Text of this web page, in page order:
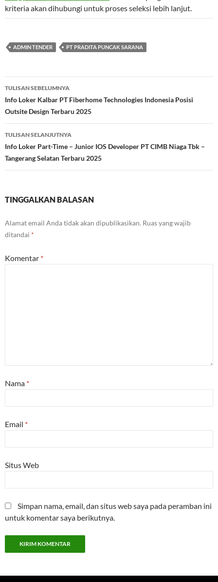
kriteria akan dihubungi untuk proses seleksi lebih lanjut.
ADMIN TENDER PT PRADITA PUNCAK SARANA
Navigasi
Tulisan
TULISAN SEBELUMNYA
Info Loker Kalbar PT Fiberhome Technologies Indonesia Posisi
Outsite Design Terbaru 2025
TULISAN SELANJUTNYA
Info Loker Part-Time – Junior IOS Developer PT CIMB Niaga Tbk –
Tangerang Selatan Terbaru 2025
TINGGALKAN BALASAN
Alamat email Anda tidak akan dipublikasikan. Ruas yang wajib
ditandai *
Komentar *
Nama *
Email *
Situs Web
Simpan nama, email, dan situs web saya pada peramban ini
untuk komentar saya berikutnya.